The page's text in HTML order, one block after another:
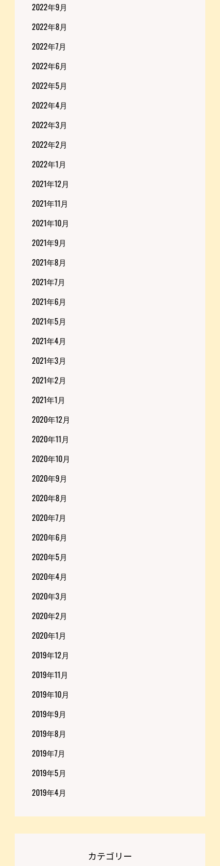
2022年9月
2022年8月
2022年7月
2022年6月
2022年5月
2022年4月
2022年3月
2022年2月
2022年1月
2021年12月
2021年11月
2021年10月
2021年9月
2021年8月
2021年7月
2021年6月
2021年5月
2021年4月
2021年3月
2021年2月
2021年1月
2020年12月
2020年11月
2020年10月
2020年9月
2020年8月
2020年7月
2020年6月
2020年5月
2020年4月
2020年3月
2020年2月
2020年1月
2019年12月
2019年11月
2019年10月
2019年9月
2019年8月
2019年7月
2019年5月
2019年4月
カテゴリー